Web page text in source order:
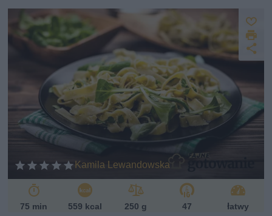
Kamila Lewandowska
i
z
u
u
d
st
p
75 min 559 kcal 250 g 47
łatwy